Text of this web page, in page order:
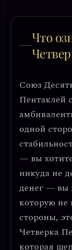
Что
Союз
Пентаклей
одной
— вы
никуда не
денег — вы
которую
стороны,
Четверка
которая